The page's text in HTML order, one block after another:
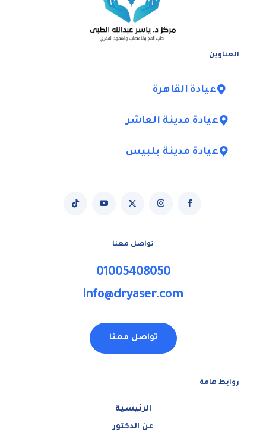
العناوين
عيادة القاهرة
عيادة مدينة العاشر
عيادة مدينة بلبيس
تواصل معنا
01005408050
info@dryaser.com
تواصل معنا
روابط هامة
الرئيسية
عن الدكتور